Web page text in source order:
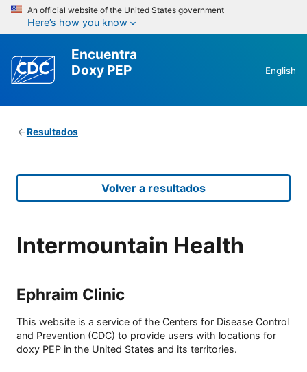
An official website of the United States government
Here’s how you know
Encuentra
Doxy PEP
English
Resultados
Volver a resultados
Intermountain Health
Ephraim Clinic
This website is a service of the Centers for Disease Control
and Prevention (CDC) to provide users with locations for
doxy PEP in the United States and its territories.